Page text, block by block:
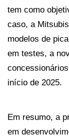
tem como
caso, a
modelos de
em testes, a
início de 2025.
Em resumo, a
em